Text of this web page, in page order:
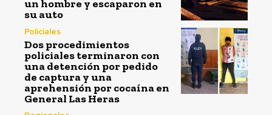
un hombre y escaparon en
su auto
Policiales
Dos procedimientos
policiales terminaron con
una detención por pedido
de captura y una
aprehensión por cocaína en
General Las Heras